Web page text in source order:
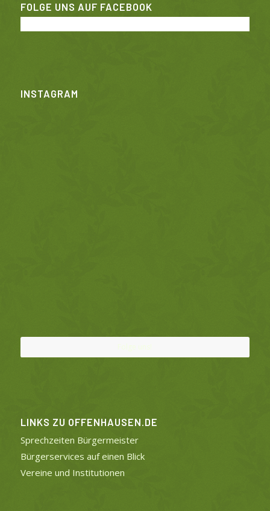
FOLGE UNS AUF FACEBOOK
INSTAGRAM
Folge uns!
LINKS ZU OFFENHAUSEN.DE
Sprechzeiten Bürgermeister
Bürgerservices auf einen Blick
Vereine und Institutionen